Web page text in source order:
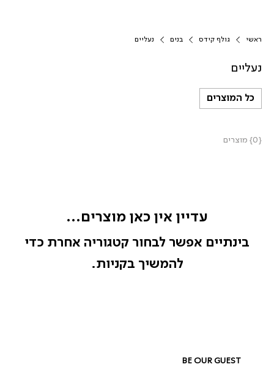
ראשי גולף קידס בנים נעליים
נעליים
כל המוצרים
{0} מוצרים
עדיין אין כאן מוצרים...
בינתיים אפשר לבחור קטגוריה אחרת כדי
להמשיך בקניות.
BE OUR GUEST